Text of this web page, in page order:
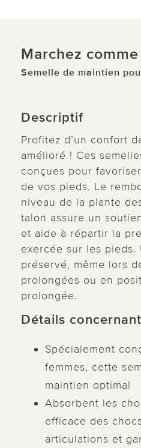
Marchez
Semelle de maintien
Descriptif
Profitez d’un confort
amélioré ! Ces
conçues pour
de vos pieds. Le
niveau de la plante
talon assure un
et aide à répartir la
exercée sur les pieds.
préservé, même lors
prolongées ou en
prolongée.
Détails
Spécialement
femmes, cette
maintien optimal
Absorbent les
efficace des
articulations et